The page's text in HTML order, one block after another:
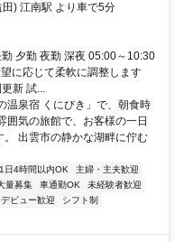
) 江南駅 より車で5分
夕勤 夜勤 深夜 05:00～10:30
に応じて柔軟に調整します
新 試...
温泉宿 くにびき」で、朝食時
囲気の旅館で、お客様の一日
出雲市の静かな湖畔に佇む
1日4時間以内OK
主婦・主夫歓迎
量募集 車通勤OK
未経験者歓迎
ビュー歓迎
シフト制